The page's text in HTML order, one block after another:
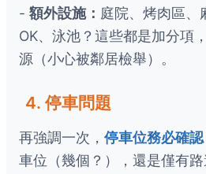
- 額外設施： 庭院、烤肉區、
OK、泳池？這些都是加分項
源（小心被鄰居檢舉）。
4. 停車問題
再強調一次， 停車位務必確認
車位（幾個？），還是僅有